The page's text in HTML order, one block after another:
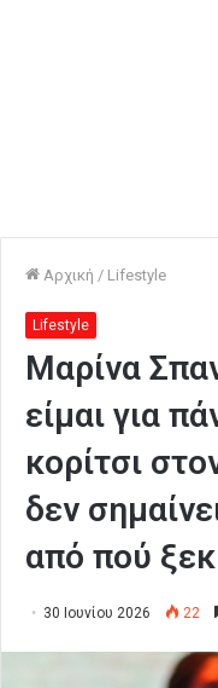
Αρχική / Lifestyle
Lifestyle
Μαρίνα
είμαι για
κορίτσι
δεν
από πού
30 Ιουνίου 2026 22